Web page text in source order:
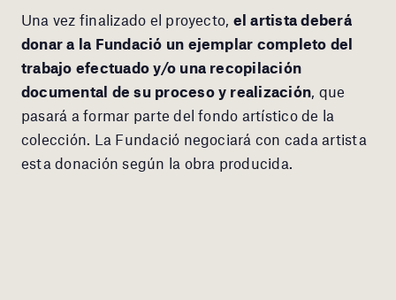
Una vez finalizado el proyecto, el artista deberá
donar a la Fundació un ejemplar completo del
trabajo efectuado y/o una recopilación
documental de su proceso y realización , que
pasará a formar parte del fondo artístico de la
colección. La Fundació negociará con cada artista
esta donación según la obra producida.